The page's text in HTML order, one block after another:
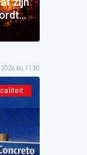
2026 bij 11:30